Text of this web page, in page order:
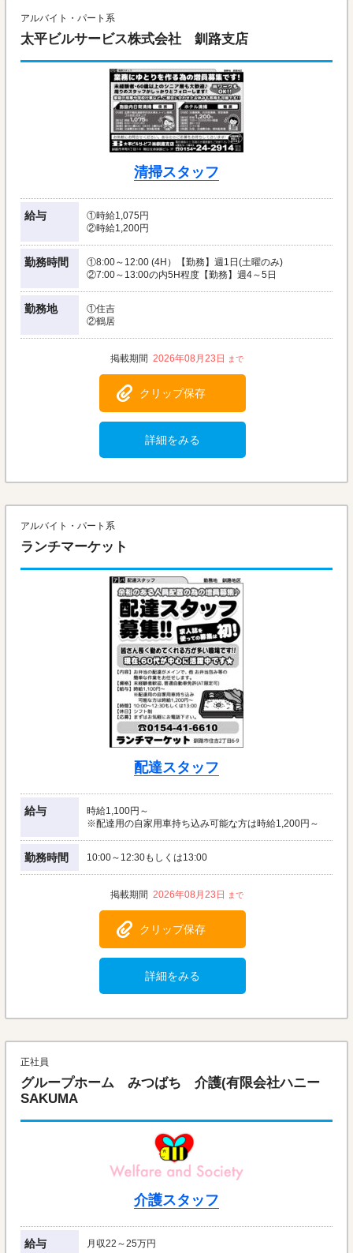
アルバイト・パート系
太平ビルサービス株式会社 釧路支店
清掃スタッフ
給与
①時給1,075円
②時給1,200円
勤務時間
①8:00～12:00 (4H）【勤務】週1日(土曜のみ)
②7:00～13:00の内5H程度【勤務】週4～5日
勤務地
①住吉
②鶴居
2026年08月23日
クリップ保存
詳細をみる
アルバイト・パート系
ランチマーケット
配達スタッフ
給与
時給1,100円～
※配達用の自家用車持ち込み可能な方は時給1,200円～
勤務時間 10:00～12:30もしくは13:00
2026年08月23日
クリップ保存
詳細をみる
正社員
グループホーム みつばち 介護(有限会社ハニー
SAKUMA
介護スタッフ
給与 月収22～25万円